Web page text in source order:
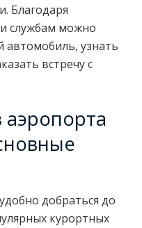
Благодаря
службам можно
узнать
встречу с
аэропорта
добраться до
курортных